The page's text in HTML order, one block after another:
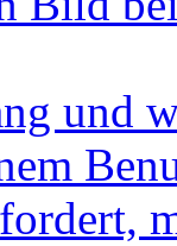
und